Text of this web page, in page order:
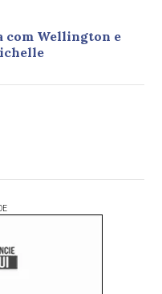
com Wellington e